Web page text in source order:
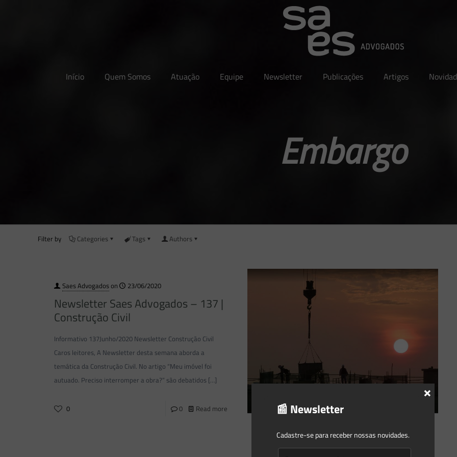
Início Quem Somos Atuação Equipe Newsletter Publicações Artigos
Embargo
Filter by Categories Tags Authors
Saes Advogadoson 23/06/2020
Newsletter Saes Advogados – 137 |
Construção Civil
Informativo 137Junho/2020 Newsletter Construção Civil
Caros leitores, A Newsletter desta semana aborda a
temática da Construção Civil. No artigo “Meu imóvel foi
autuado. Preciso interromper a obra?” são debatidos […]
0 0 Read more
Saes Advogados 22/06/2020
Meu imóvel foi autuado. Preciso
📰 Newsletter
Cadastre-se para receber nossas novidades.
×